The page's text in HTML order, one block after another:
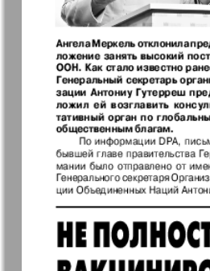
Русский
Архив
7плюс7я
Анонс